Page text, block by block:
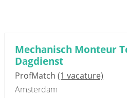
Mechanisch Monteur
Dagdienst
ProfMatch (1 vacature)
Amsterdam